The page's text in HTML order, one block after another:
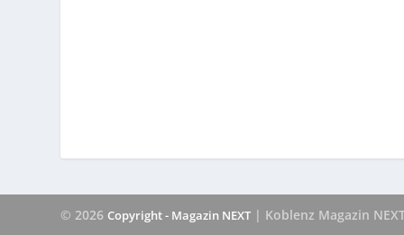
© 2026 Copyright - Magazin NEXT | Koblenz Magazin